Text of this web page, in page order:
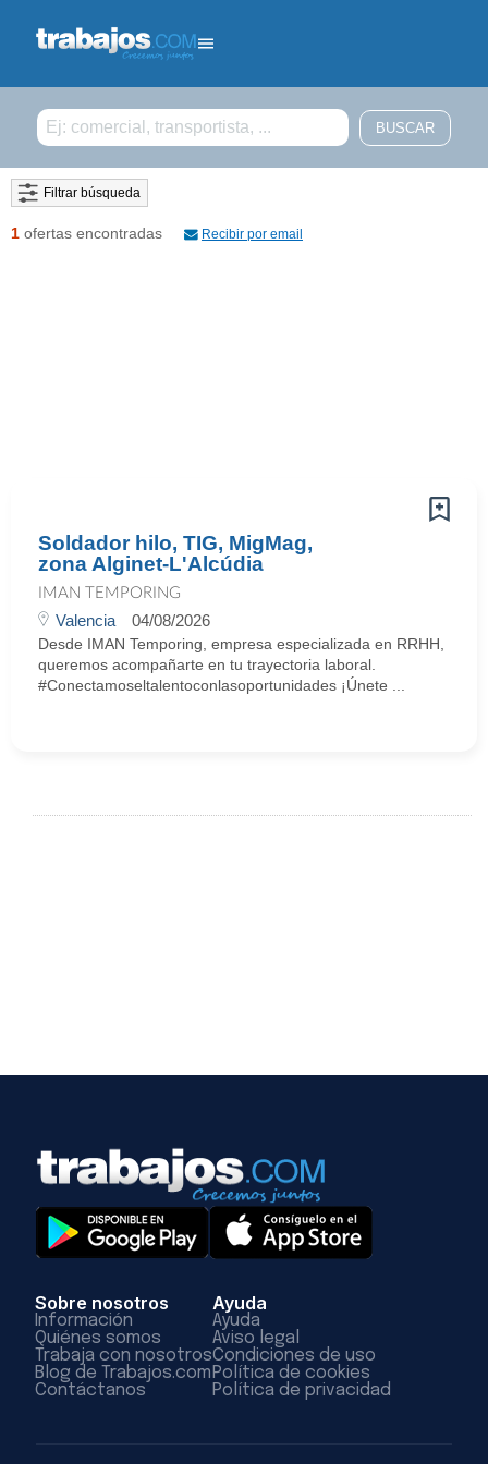
Filtrar búsqueda
1 ofertas encontradas Recibir por email
Soldador hilo, TIG, MigMag,
zona Alginet-L'Alcúdia
IMAN TEMPORING
Valencia 04/08/2026
Desde IMAN Temporing, empresa especializada en RRHH,
queremos acompañarte en tu trayectoria laboral.
#Conectamoseltalentoconlasoportunidades ¡Únete ...
Sobre nosotros
Información
Quiénes somos
Trabaja con nosotros
Blog de Trabajos.com
Contáctanos
Ayuda
Ayuda
Aviso legal
Condiciones de uso
Política de cookies
Política de privacidad